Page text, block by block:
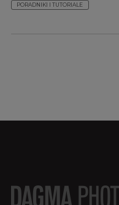
PORADNIKI I TUTORIALE